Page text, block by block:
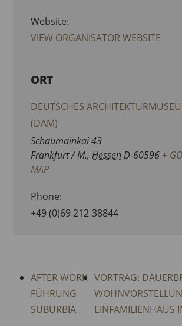
ORT
DEUTSCHES
(DAM)
Schaumainkai 43
Frankfurt / M., Hessen D-60596 +
MAP
Phone:
+49 (0)69 212-38844
Website:
VIEW ORGANISATOR WEBSITE
AFTER WORK
FÜHRUNG
SUBURBIA
VORTRAG:
EINFAMILIENHAUS